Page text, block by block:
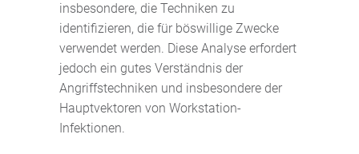
insbesondere, die Techniken zu
identifizieren, die für böswillige Zwecke
verwendet werden. Diese Analyse erfordert
jedoch ein gutes Verständnis der
Angriffstechniken und insbesondere der
Hauptvektoren von Workstation-
Infektionen.